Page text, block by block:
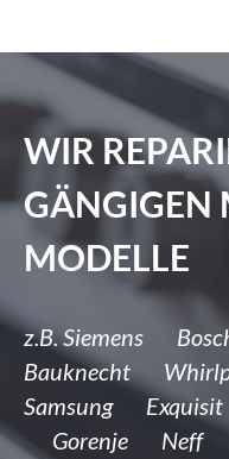
WIR
GÄNGIGEN
MODELLE
z.B. Siemens
Bauknecht
Samsung
Gorenje Neff